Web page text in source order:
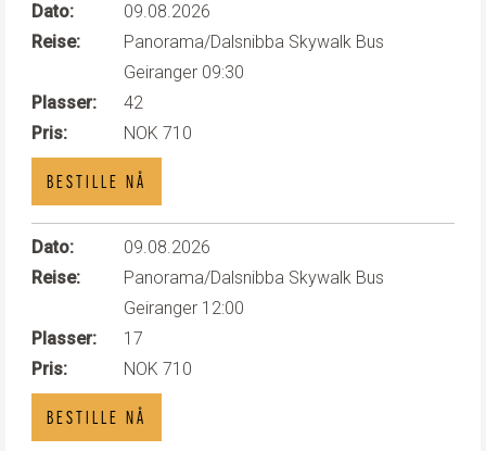
Dato:
09.08.2026
Reise:
Panorama/Dalsnibba Skywalk Bus
Geiranger 09:30
Plasser:
42
Pris:
NOK 710
BESTILLE NÅ
Dato:
09.08.2026
Reise:
Panorama/Dalsnibba Skywalk Bus
Geiranger 12:00
Plasser:
17
Pris:
NOK 710
BESTILLE NÅ